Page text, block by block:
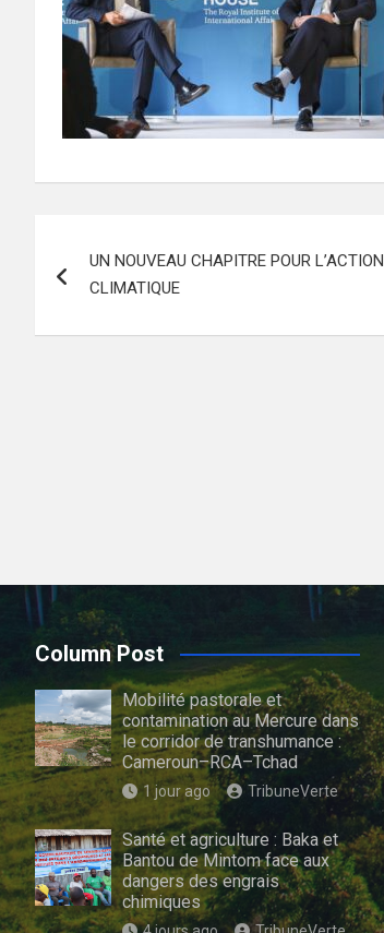
de
l’article
UN NOUVEAU CHAPITRE POUR L’ACTION
CLIMATIQUE
Column Post
Mobilité pastorale et
contamination au Mercure dans
le corridor de transhumance :
Cameroun–RCA–Tchad
1 jour ago TribuneVerte
Santé et agriculture : Baka et
Bantou de Mintom face aux
dangers des engrais
chimiques